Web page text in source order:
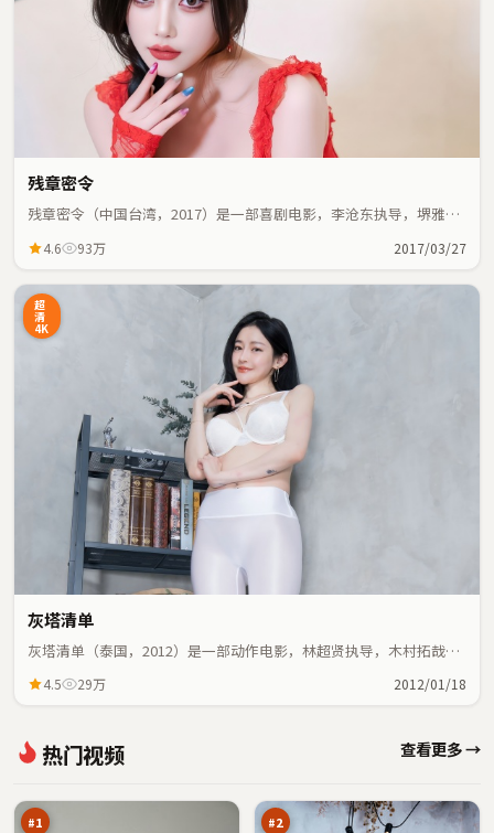
残章密令
残章密令（中国台湾，2017）是一部喜剧电影，李沧东执导，堺雅
4.6 93万 2017/03/27
超
清
4K
灰塔清单
灰塔清单（泰国，2012）是一部动作电影，林超贤执导，木村拓哉、
4.5 29万 2012/01/18
热门视频 查看更多 →
#1
空
笔 97
#2